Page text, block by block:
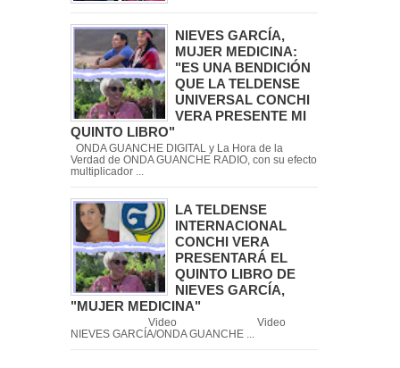
NIEVES GARCÍA,
MUJER MEDICINA:
"ES UNA BENDICIÓN
QUE LA TELDENSE
UNIVERSAL CONCHI
VERA PRESENTE MI
QUINTO LIBRO"
ONDA GUANCHE DIGITAL y La Hora de la
Verdad de ONDA GUANCHE RADIO, con su efecto
multiplicador ...
LA TELDENSE
INTERNACIONAL
CONCHI VERA
PRESENTARÁ EL
QUINTO LIBRO DE
NIEVES GARCÍA,
"MUJER MEDICINA"
Video Video
NIEVES GARCÍA/ONDA GUANCHE ...